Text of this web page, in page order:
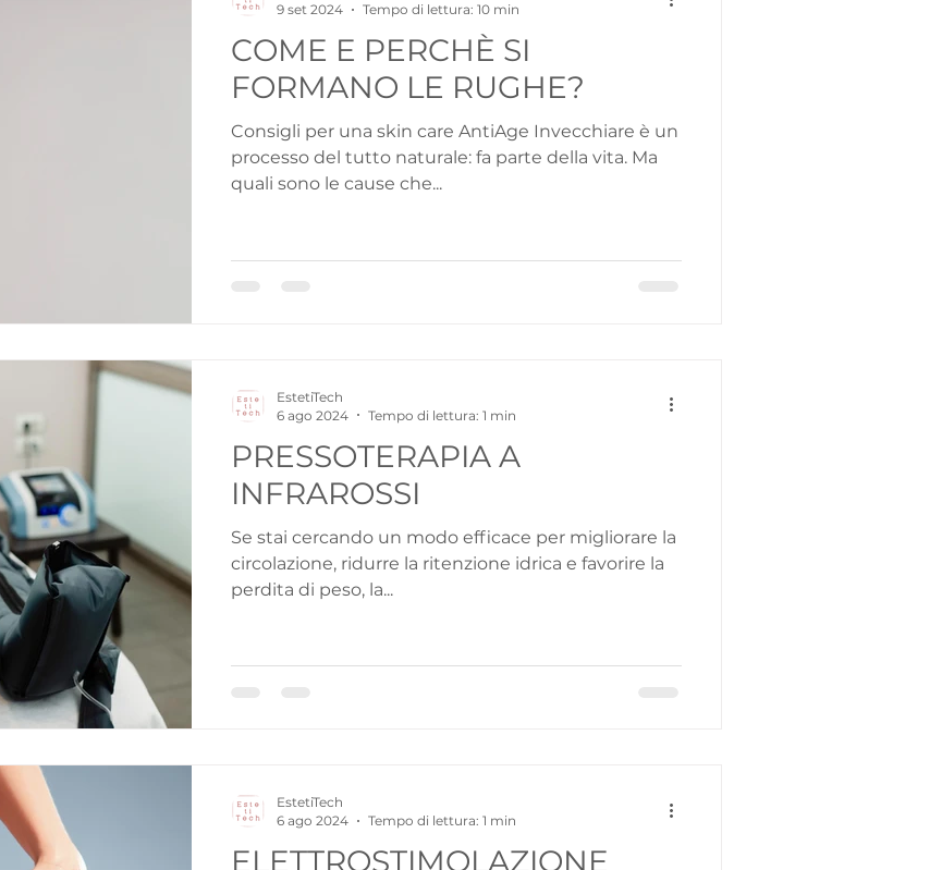
COME E PERCHÈ SI
FORMANO LE RUGHE?
Consigli per una skin care AntiAge Invecchiare è un
processo del tutto naturale: fa parte della vita. Ma
quali sono le cause che...
9 set 2024
Tempo di lettura: 10 min
PRESSOTERAPIA A
INFRAROSSI
Se stai cercando un modo efficace per migliorare la
circolazione, ridurre la ritenzione idrica e favorire la
perdita di peso, la...
EstetiTech
6 ago 2024
Tempo di lettura: 1 min
ELETTROSTIMOLAZIONE
EstetiTech
6 ago 2024
Tempo di lettura: 1 min